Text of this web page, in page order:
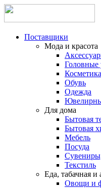
Поставщики
Мода и красота
Головные
Обувь
Одежда
Для дома
Бытовая
Бытовая
Мебель
Посуда
Текстиль
Еда, табачная и
Овощи и